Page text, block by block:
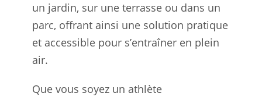
un jardin, sur une terrasse ou dans un
parc, offrant ainsi une solution pratique
et accessible pour s’entraîner en plein
air.
Que vous soyez un athlète